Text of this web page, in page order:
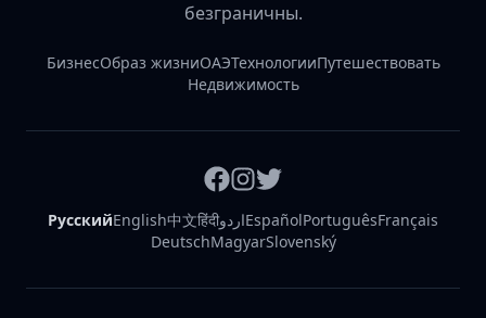
безграничны.
БизнесОбраз жизниОАЭТехнологииПутешествовать
Недвижимость
РусскийEnglish中文हिंदीاردوEspañolPortuguêsFrançais
DeutschMagyarSlovenský